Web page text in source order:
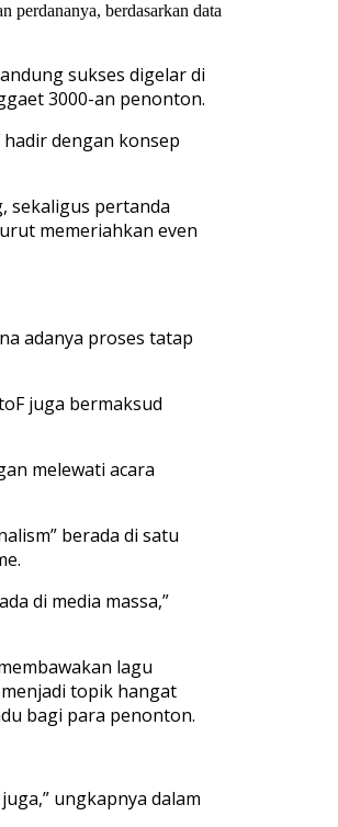
perdananya, berdasarkan data
sukses digelar di
3000-an penonton.
hadir dengan konsep
sekaligus pertanda
memeriahkan even
adanya proses tatap
juga bermaksud
melewati acara
berada di satu
di media massa,”
lagu
topik hangat
bagi para penonton.
ungkapnya dalam